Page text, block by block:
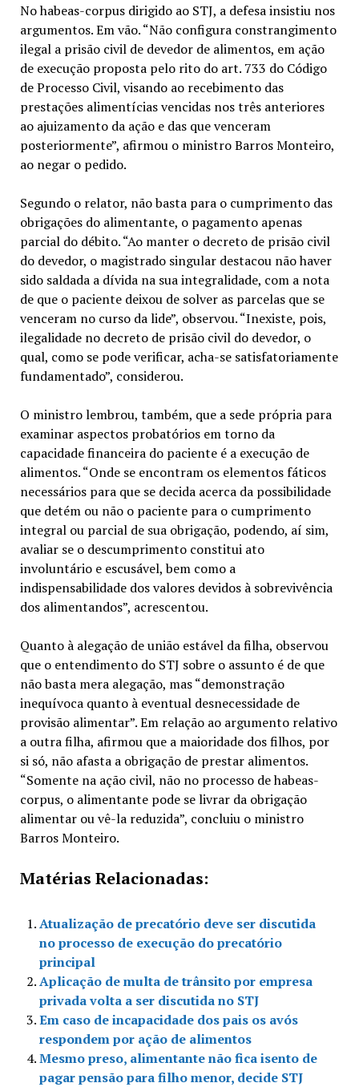
No habeas-corpus dirigido ao STJ, a defesa insistiu nos
argumentos. Em vão. “Não configura constrangimento
ilegal a prisão civil de devedor de alimentos, em ação
de execução proposta pelo rito do art. 733 do Código
de Processo Civil, visando ao recebimento das
prestações alimentícias vencidas nos três anteriores
ao ajuizamento da ação e das que venceram
posteriormente”, afirmou o ministro Barros Monteiro,
ao negar o pedido.
Segundo o relator, não basta para o cumprimento das
obrigações do alimentante, o pagamento apenas
parcial do débito. “Ao manter o decreto de prisão civil
do devedor, o magistrado singular destacou não haver
sido saldada a dívida na sua integralidade, com a nota
de que o paciente deixou de solver as parcelas que se
venceram no curso da lide”, observou. “Inexiste, pois,
ilegalidade no decreto de prisão civil do devedor, o
qual, como se pode verificar, acha-se satisfatoriamente
fundamentado”, considerou.
O ministro lembrou, também, que a sede própria para
examinar aspectos probatórios em torno da
capacidade financeira do paciente é a execução de
alimentos. “Onde se encontram os elementos fáticos
necessários para que se decida acerca da possibilidade
que detém ou não o paciente para o cumprimento
integral ou parcial de sua obrigação, podendo, aí sim,
avaliar se o descumprimento constitui ato
involuntário e escusável, bem como a
indispensabilidade dos valores devidos à sobrevivência
dos alimentandos”, acrescentou.
Quanto à alegação de união estável da filha, observou
que o entendimento do STJ sobre o assunto é de que
não basta mera alegação, mas “demonstração
inequívoca quanto à eventual desnecessidade de
provisão alimentar”. Em relação ao argumento relativo
a outra filha, afirmou que a maioridade dos filhos, por
si só, não afasta a obrigação de prestar alimentos.
“Somente na ação civil, não no processo de habeas-
corpus, o alimentante pode se livrar da obrigação
alimentar ou vê-la reduzida”, concluiu o ministro
Barros Monteiro.
Matérias Relacionadas:
Atualização de precatório deve ser discutida
no processo de execução do precatório
principal
Aplicação de multa de trânsito por empresa
privada volta a ser discutida no STJ
Em caso de incapacidade dos pais os avós
respondem por ação de alimentos
Mesmo preso, alimentante não fica isento de
pagar pensão para filho menor, decide STJ